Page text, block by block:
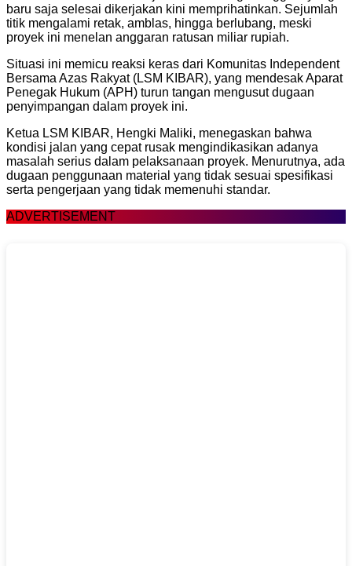
baru saja selesai dikerjakan kini memprihatinkan. Sejumlah
titik mengalami retak, amblas, hingga berlubang, meski
proyek ini menelan anggaran ratusan miliar rupiah.
Situasi ini memicu reaksi keras dari Komunitas Independent
Bersama Azas Rakyat (LSM KIBAR), yang mendesak Aparat
Penegak Hukum (APH) turun tangan mengusut dugaan
penyimpangan dalam proyek ini.
Ketua LSM KIBAR, Hengki Maliki, menegaskan bahwa
kondisi jalan yang cepat rusak mengindikasikan adanya
masalah serius dalam pelaksanaan proyek. Menurutnya, ada
dugaan penggunaan material yang tidak sesuai spesifikasi
serta pengerjaan yang tidak memenuhi standar.
ADVERTISEMENT